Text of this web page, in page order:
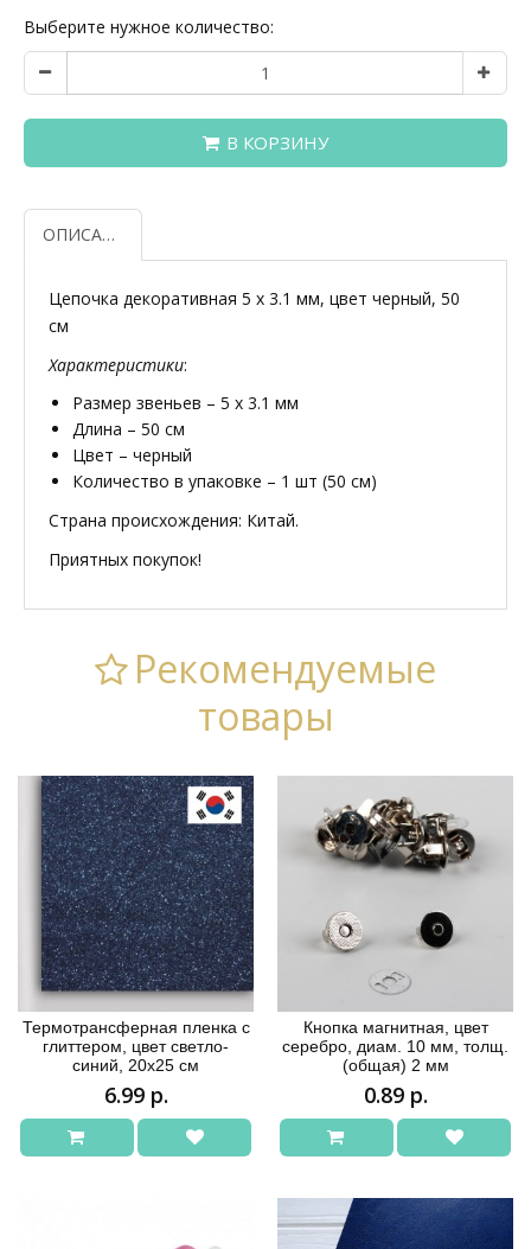
Выберите нужное количество:
В КОРЗИНУ
ОПИСАНИЕ
Цепочка декоративная 5 x 3.1 мм, цвет черный, 50
см
Характеристики:
Размер звеньев – 5 x 3.1 мм
Длина – 50 см
Цвет – черный
Количество в упаковке – 1 шт (50 см)
Страна происхождения: Китай.
Приятных покупок!
Рекомендуемые
товары
Термотрансферная пленка с
глиттером, цвет светло-
синий, 20х25 см
6.99 р.
Кнопка магнитная, цвет
серебро, диам. 10 мм, толщ.
(общая) 2 мм
0.89 р.